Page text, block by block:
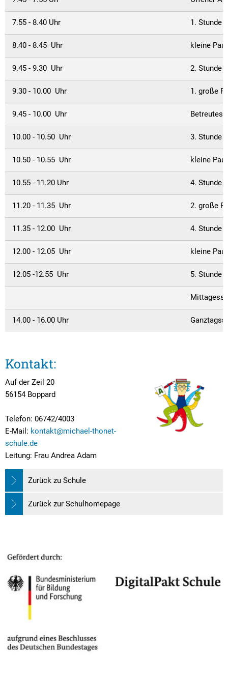
Livestream Sitzungen auf Youtube
Wahlergebnisse
Baugrundstücke
Straßenausbaupläne
Gewerbe-Anmeldung/Ummeldung/
Gewerberegisterauskunft
Satzungen und Richtlinien
Schutzhütten
Vereine und
Bücher-Shop
7.55 - 8.40 Uhr 1. Stunde
8.40 - 8.45 Uhr kleine
9.45 - 9.30 Uhr 2. Stunde
9.30 - 10.00 Uhr 1. große
9.45 - 10.00 Uhr Betreutes
10.00 - 10.50 Uhr 3. Stunde
10.50 - 10.55 Uhr kleine
10.55 - 11.20 Uhr 4. Stunde
11.20 - 11.35 Uhr 2. große
11.35 - 12.00 Uhr 4. Stunde
12.00 - 12.05 Uhr kleine
12.05 -12.55 Uhr 5. Stunde
14.00 - 16.00 Uhr
Kontakt:
Auf der Zeil 20
56154 Boppard
Telefon: 06742/4003
E-Mail: kontakt@michael-thonet-
schule.de
Leitung: Frau Andrea Adam
Zurück zu Schule
Zurück zur Schulhomepage